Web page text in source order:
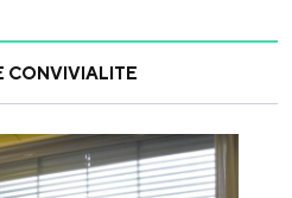
CONVIVIALITE